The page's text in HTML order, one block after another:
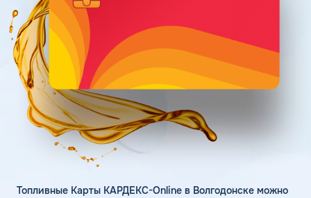
Статьи
Цена бензина и ДТ
Личный кабинет
Карта АЗС
Получить консультацию
Топливные Карты КАРДЕКС-Online в Волгодонске можно